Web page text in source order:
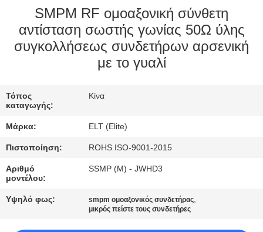
ΠΟΙΟΤΙΚΌΣ
ΈΛΕΓΧΟΣ
ΕΛΆΤΕ
ΣΕ
ΕΠΑΦΉ
ΕΙΔΉΣΕΙΣ
SMPM RF ομοαξονική σύνθετη
αντίσταση σωστής γωνίας 50Ω ύλης
συγκολλήσεως συνδετήρων αρσενική
με το γυαλί
Τόπος
καταγωγής:
Κίνα
Μάρκα: ELT (Elite)
Πιστοποίηση: ROHS ISO-9001-2015
Αριθμό
μοντέλου:
SSMP (Μ) - JWHD3
Υψηλό φως: smpm ομοαξονικός συνδετήρας,
μικρός πείστε τους συνδετήρες